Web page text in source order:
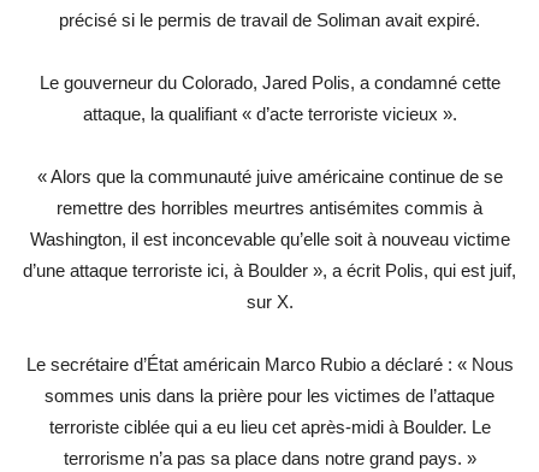
précisé si le permis de travail de Soliman avait expiré.
Le gouverneur du Colorado, Jared Polis, a condamné cette
attaque, la qualifiant « d’acte terroriste vicieux ».
« Alors que la communauté juive américaine continue de se
remettre des horribles meurtres antisémites commis à
Washington, il est inconcevable qu’elle soit à nouveau victime
d’une attaque terroriste ici, à Boulder », a écrit Polis, qui est juif,
sur X.
Le secrétaire d’État américain Marco Rubio a déclaré : « Nous
sommes unis dans la prière pour les victimes de l’attaque
terroriste ciblée qui a eu lieu cet après-midi à Boulder. Le
terrorisme n’a pas sa place dans notre grand pays. »